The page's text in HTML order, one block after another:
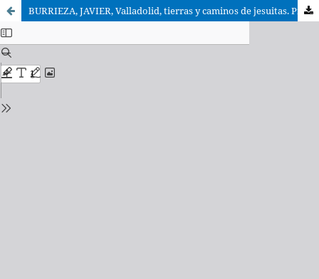
BURRIEZA, JAVIER, Valladolid, tierras y caminos de jesuitas. Presencia de la Compañía de Jesús en la provincia de Valladolid, 1545-1767